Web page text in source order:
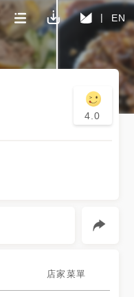
EN
4.0
店家菜單